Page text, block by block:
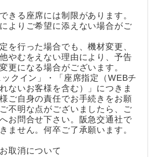
きる座席には制限があります。
よりご希望に添えない場合がご
を行った場合でも、機材変更、
やむをえない理由により、予告
更になる場合がございます。
クイン」・「座席指定（WEBチ
ないお客様を含む）」につきま
ご自身の責任でお手続きをお願
不明な点がございましたら、ご
お問合せ下さい。阪急交通社で
ません。何卒ご了承願います。
取消について